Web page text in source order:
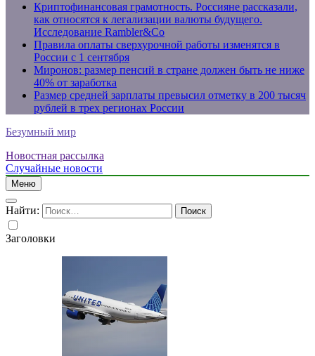
Криптофинансовая грамотность. Россияне рассказали,
как относятся к легализации валюты будущего.
Исследование Rambler&Co
Правила оплаты сверхурочной работы изменятся в
России с 1 сентября
Миронов: размер пенсий в стране должен быть не ниже
40% от заработка
Размер средней зарплаты превысил отметку в 200 тысяч
рублей в трех регионах России
Безумный мир
Новостная рассылка
Случайные новости
Меню
Найти:
Заголовки